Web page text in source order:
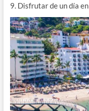
9. Disfrutar de un día en